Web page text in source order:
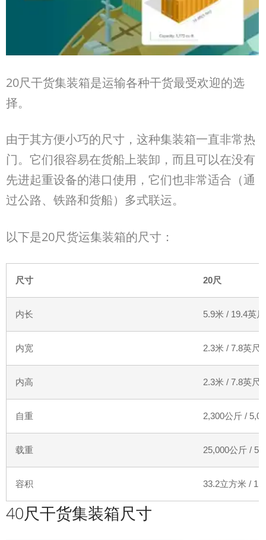
20尺干货集装箱是运输各种干货最受欢迎的选
择。
由于其方便小巧的尺寸，这种集装箱一直非常热
门。它们很容易在货船上装卸，而且可以在没有
先进起重设备的港口使用，它们也非常适合（通
过公路、铁路和货船）多式联运。
以下是20尺货运集装箱的尺寸：
尺寸 20尺
内长 5.9米 / 19.4英尺
内宽 2.3米 / 7.8英尺
内高 2.3米 / 7.8英尺
自重 2,300公斤 /
载重 25,000公斤 /
容积 33.2立方米 /
40尺干货集装箱尺寸